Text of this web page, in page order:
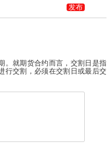
发布
。就期货合约而言，交割日是指
行交割，必须在交割日或最后交